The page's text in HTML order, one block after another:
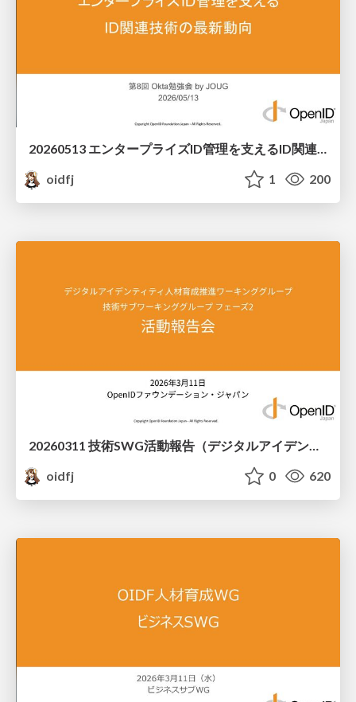
20260513 エンタープライズID管理を支えるID関連技術の最新動向
oidfj
1 200
oidfj
0 620